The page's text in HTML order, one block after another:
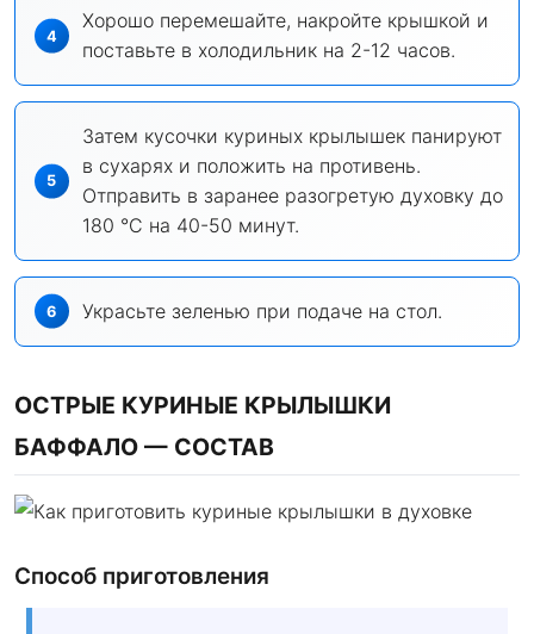
Хорошо перемешайте, накройте крышкой и
поставьте в холодильник на 2-12 часов.
Затем кусочки куриных крылышек панируют
в сухарях и положить на противень.
Отправить в заранее разогретую духовку до
180 °C на 40-50 минут.
Украсьте зеленью при подаче на стол.
ОСТРЫЕ КУРИНЫЕ КРЫЛЫШКИ
БАФФАЛО — СОСТАВ
Способ приготовления